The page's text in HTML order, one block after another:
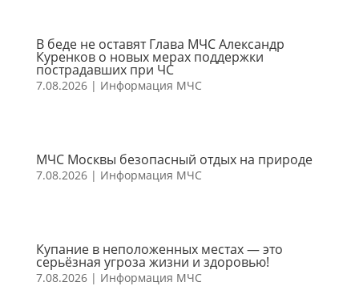
В беде не оставят Глава МЧС Александр
Куренков о новых мерах поддержки
пострадавших при ЧС
7.08.2026| Информация МЧС
МЧС Москвы безопасный отдых на природе
7.08.2026| Информация МЧС
Купание в неположенных местах — это
серьёзная угроза жизни и здоровью!
7.08.2026| Информация МЧС